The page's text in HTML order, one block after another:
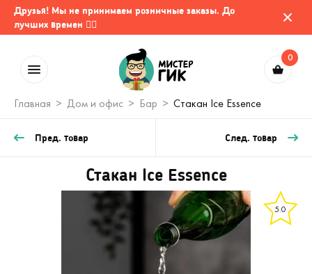
Друзья! Мы не принимаем розничные заказы. До
лучших времен 🤷‍♂️
0
Главная Дом и офис Бар Стакан Ice Essence
Пред. товар След. товар
Стакан Ice Essence
5.0